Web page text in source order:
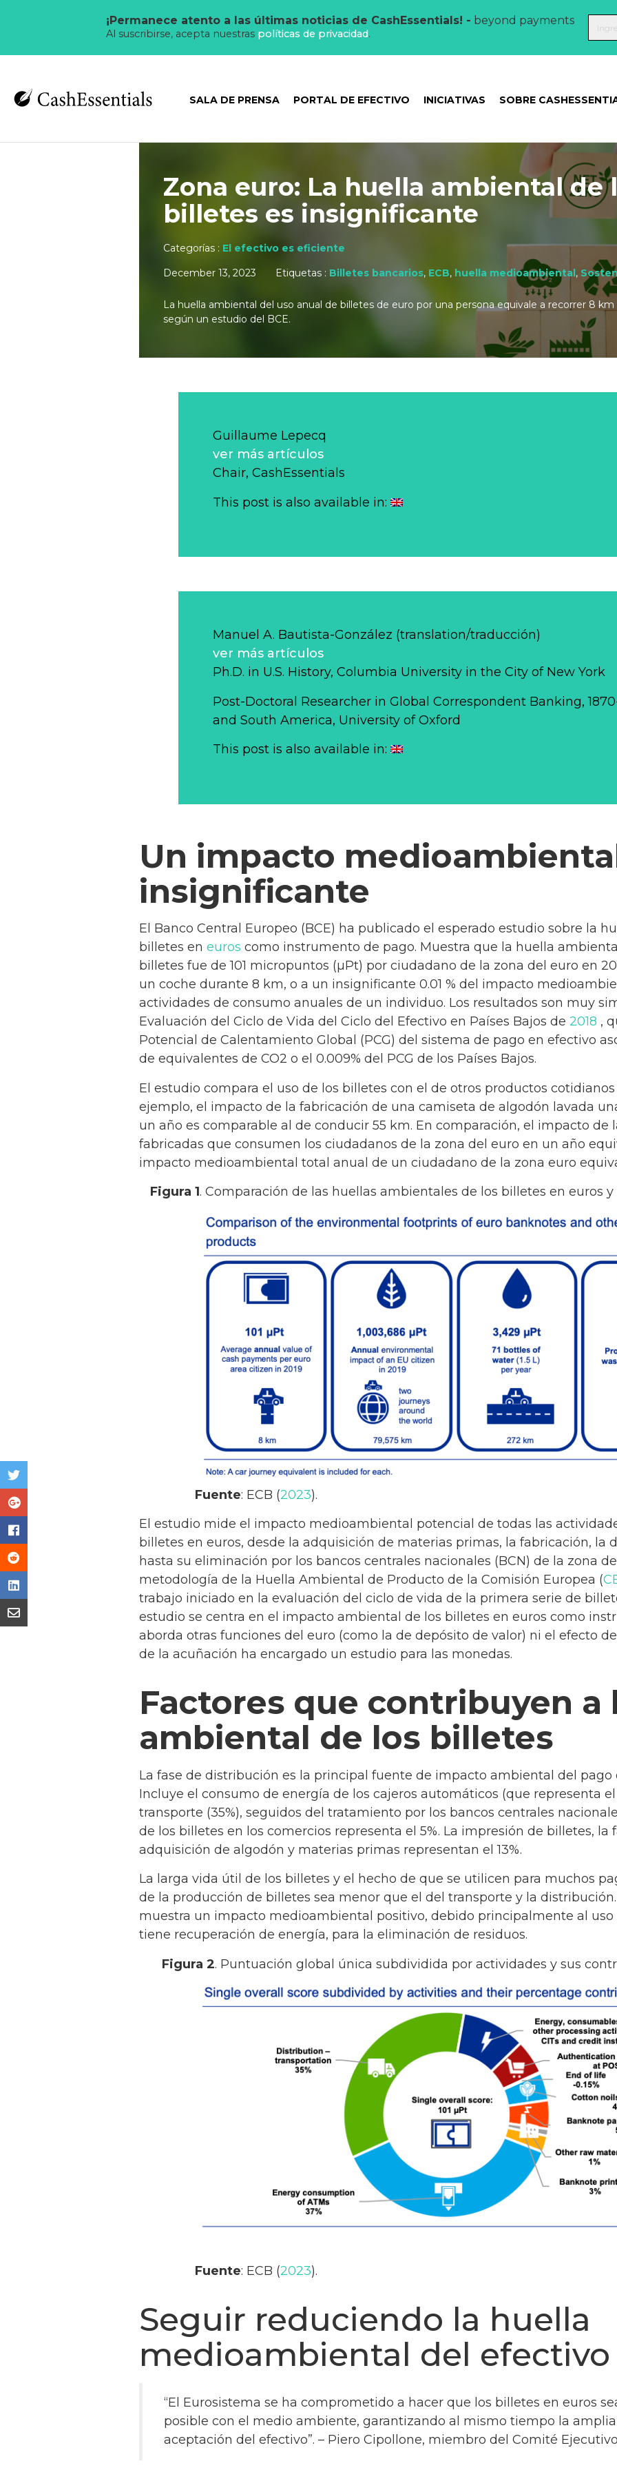
¡Permanece atento a las últimas noticias de CashEssentials! - beyond payments
Al suscribirse, acepta nuestras políticas de privacidad.
SALA DE PRENSA PORTAL DE EFECTIVO INICIATIVAS SOBRE
Zona euro: La huella ambiental de
billetes es insignificante
Categorías : El efectivo es eficiente
December 13, 2023
Etiquetas : Billetes bancarios, ECB, huella medioambiental,
La huella ambiental del uso anual de billetes de euro por una persona equivale a recorrer 8
según un estudio del BCE.
Guillaume Lepecq
ver más artículos
Chair, CashEssentials
This post is also available in:
Manuel A. Bautista-González (translation/traducción)
ver más artículos
Ph.D. in U.S. History, Columbia University in the City of New York
Post-Doctoral Researcher in Global Correspondent Banking,
and South America, University of Oxford
This post is also available in:
Un impacto
insignificante
El Banco Central Europeo (BCE) ha publicado el esperado estudio sobre la
billetes en euros como instrumento de pago. Muestra que la huella
billetes fue de 101 micropuntos (µPt) por ciudadano de la zona del euro en
un coche durante 8 km, o a un insignificante 0.01 % del impacto
actividades de consumo anuales de un individuo. Los resultados son muy
Evaluación del Ciclo de Vida del Ciclo del Efectivo en Países Bajos de 2018 ,
Potencial de Calentamiento Global (PCG) del sistema de pago en efectivo
de equivalentes de CO2 o el 0.009% del PCG de los Países Bajos.
El estudio compara el uso de los billetes con el de otros productos cotidianos
ejemplo, el impacto de la fabricación de una camiseta de algodón lavada
un año es comparable al de conducir 55 km. En comparación, el impacto de
fabricadas que consumen los ciudadanos de la zona del euro en un año
impacto medioambiental total anual de un ciudadano de la zona euro
Figura 1. Comparación de las huellas ambientales de los billetes en euros
Fuente: ECB (2023).
El estudio mide el impacto medioambiental potencial de todas las
billetes en euros, desde la adquisición de materias primas, la fabricación, la
hasta su eliminación por los bancos centrales nacionales (BCN) de la zona
metodología de la Huella Ambiental de Producto de la Comisión Europea (
trabajo iniciado en la evaluación del ciclo de vida de la primera serie de
estudio se centra en el impacto ambiental de los billetes en euros como
aborda otras funciones del euro (como la de depósito de valor) ni el efecto
de la acuñación ha encargado un estudio para las monedas.
Factores que contribuyen a
ambiental de los billetes
La fase de distribución es la principal fuente de impacto ambiental del pago
Incluye el consumo de energía de los cajeros automáticos (que representa
transporte (35%), seguidos del tratamiento por los bancos centrales
de los billetes en los comercios representa el 5%. La impresión de billetes, la
adquisición de algodón y materias primas representan el 13%.
La larga vida útil de los billetes y el hecho de que se utilicen para muchos
de la producción de billetes sea menor que el del transporte y la
muestra un impacto medioambiental positivo, debido principalmente al uso
tiene recuperación de energía, para la eliminación de residuos.
Figura 2. Puntuación global única subdividida por actividades y sus
Fuente: ECB (2023).
Seguir reduciendo la huella
medioambiental del efectivo
“El Eurosistema se ha comprometido a hacer que los billetes en euros
posible con el medio ambiente, garantizando al mismo tiempo la
aceptación del efectivo”. – Piero Cipollone, miembro del Comité